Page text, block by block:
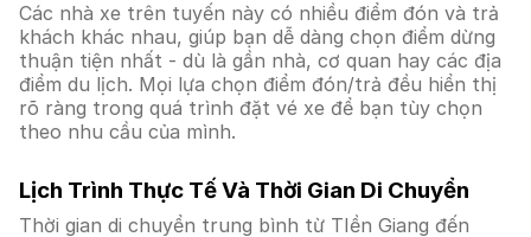
Các nhà xe trên tuyến này có nhiều điểm đón và trả
khách khác nhau, giúp bạn dễ dàng chọn điểm dừng
thuận tiện nhất - dù là gần nhà, cơ quan hay các địa
điểm du lịch. Mọi lựa chọn điểm đón/trả đều hiển thị
rõ ràng trong quá trình đặt vé xe để bạn tùy chọn
theo nhu cầu của mình.
Lịch Trình Thực Tế Và Thời Gian Di Chuyển
Thời gian di chuyển trung bình từ TIền Giang đến